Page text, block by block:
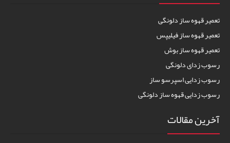
تعمیر قهوه ساز دلونگی
تعمیر قهوه ساز فیلیپس
تعمیر قهوه ساز بوش
رسوب زدای دلونگی
رسوب زدایی اسپرسو ساز
رسوب زدایی قهوه ساز دلونگی
آخرین مقالات